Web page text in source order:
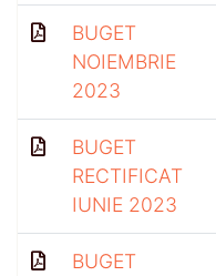
BUGET
NOIEMBRIE
2023
BUGET
RECTIFICAT
IUNIE 2023
BUGET